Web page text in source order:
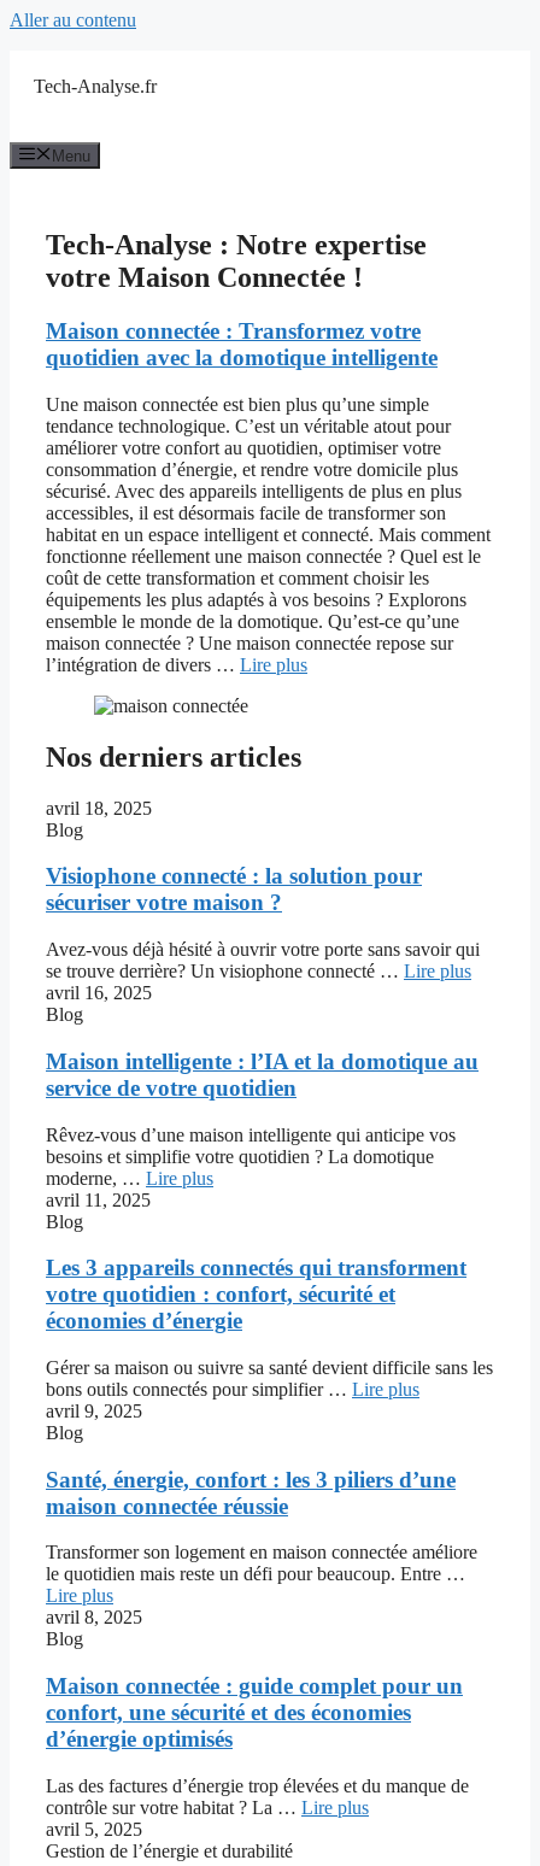
Aller au contenu
Tech-Analyse.fr
Menu
Tech-Analyse : Notre expertise
votre Maison Connectée !
Maison connectée : Transformez votre
quotidien avec la domotique intelligente
Une maison connectée est bien plus qu’une simple
tendance technologique. C’est un véritable atout pour
améliorer votre confort au quotidien, optimiser votre
consommation d’énergie, et rendre votre domicile plus
sécurisé. Avec des appareils intelligents de plus en plus
accessibles, il est désormais facile de transformer son
habitat en un espace intelligent et connecté. Mais comment
fonctionne réellement une maison connectée ? Quel est le
coût de cette transformation et comment choisir les
équipements les plus adaptés à vos besoins ? Explorons
ensemble le monde de la domotique. Qu’est-ce qu’une
maison connectée ? Une maison connectée repose sur
l’intégration de divers … Lire plus
Nos derniers articles
avril 18, 2025
Blog
Visiophone connecté : la solution pour
sécuriser votre maison ?
Avez-vous déjà hésité à ouvrir votre porte sans savoir qui
se trouve derrière? Un visiophone connecté … Lire plus
avril 16, 2025
Blog
Maison intelligente : l’IA et la domotique au
service de votre quotidien
Rêvez-vous d’une maison intelligente qui anticipe vos
besoins et simplifie votre quotidien ? La domotique
moderne, … Lire plus
avril 11, 2025
Blog
Les 3 appareils connectés qui transforment
votre quotidien : confort, sécurité et
économies d’énergie
Gérer sa maison ou suivre sa santé devient difficile sans les
bons outils connectés pour simplifier … Lire plus
avril 9, 2025
Blog
Santé, énergie, confort : les 3 piliers d’une
maison connectée réussie
Transformer son logement en maison connectée améliore
le quotidien mais reste un défi pour beaucoup. Entre …
Lire plus
avril 8, 2025
Blog
Maison connectée : guide complet pour un
confort, une sécurité et des économies
d’énergie optimisés
Las des factures d’énergie trop élevées et du manque de
contrôle sur votre habitat ? La … Lire plus
avril 5, 2025
Gestion de l’énergie et durabilité